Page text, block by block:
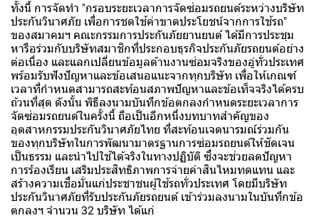
ทั้งนี้ การจัดทำ "กรอบระยะเวลาการจัดซ่อมรถยนต์ระหว่างบริษัท
ประกันวินาศภัย เพื่อการชดใช้ค่าขาดประโยชน์จากการใช้รถ"
ของสมาคมฯ คณะกรรมการประกันภัยยานยนต์ ได้มีการประชุม
หารือร่วมกับบริษัทสมาชิกที่ประกอบธุรกิจประกันภัยรถยนต์อย่าง
ต่อเนื่อง และแลกเปลี่ยนข้อมูลด้านงานซ่อมจริงของอู่ทั่วประเทศ
พร้อมรับฟังปัญหาและข้อเสนอแนะจากทุกบริษัท เพื่อให้เกณฑ์
เวลาที่กำหนดสามารถสะท้อนสภาพปัญหาและข้อเท็จจริงได้ครบ
ถ้วนที่สุด ดังนั้น พิธีลงนามบันทึกข้อตกลงกำหนดระยะเวลาการ
จัดซ่อมรถยนต์ในครั้งนี้ ถือเป็นอีกหนึ่งบทบาทสำคัญของ
อุตสาหกรรมประกันวินาศภัยไทย ที่สะท้อนเจตนารมณ์ร่วมกัน
ของทุกบริษัทในการพัฒนามาตรฐานการซ่อมรถยนต์ให้ชัดเจน
เป็นธรรม และนำไปใช้ได้จริงในทางปฏิบัติ ซึ่งจะช่วยลดปัญหา
การร้องเรียน เสริมประสิทธิภาพการจ่ายค่าสินไหมทดแทน และ
สร้างความเชื่อมั่นแก่ประชาชนผู้ใช้รถทั่วประเทศ โดยมีบริษัท
ประกันวินาศภัยที่รับประกันภัยรถยนต์ เข้าร่วมลงนามในบันทึกข้อ
ตกลงฯ จำนวน 32 บริษัท ได้แก่